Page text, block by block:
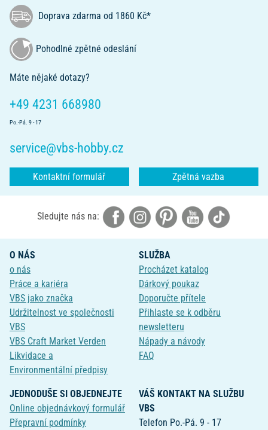
Doprava zdarma od 1860 Kč*
Pohodlné zpětné odeslání
Máte nějaké dotazy?
+49 4231 668980
Po.-Pá. 9 - 17
service@vbs-hobby.cz
Kontaktní formulář Zpětná vazba
Sledujte nás na:
O NÁS
o nás
Práce a kariéra
VBS jako značka
Udržitelnost ve společnosti
VBS
VBS Craft Market Verden
Likvidace a
Environmentální předpisy
SLUŽBA
Procházet katalog
Dárkový poukaz
Doporučte přítele
Přihlaste se k odběru
newsletteru
Nápady a návody
FAQ
JEDNODUŠE SI OBJEDNEJTE
Online objednávkový formulář
Přepravní podmínky
VÁŠ KONTAKT NA SLUŽBU
VBS
Telefon Po.-Pá. 9 - 17